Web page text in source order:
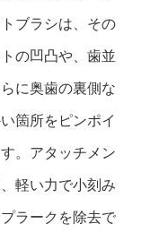
ブラシは、その
の凹凸や、歯並
に奥歯の裏側な
箇所をピンポイ
。アタッチメン
軽い力で小刻み
ラークを除去で